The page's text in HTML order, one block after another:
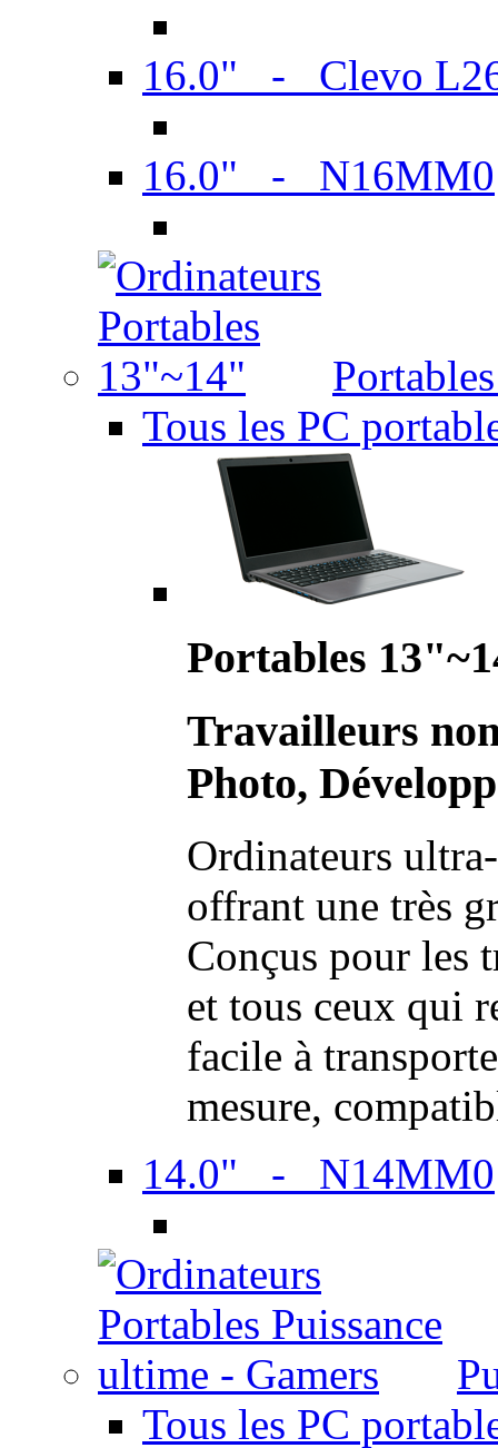
16.0" - Clevo
16.0" - N16MM0
Tous les PC
Portables
Travailleurs
Photo,
Ordinateurs
offrant une très
Conçus pour les
et tous ceux qui
facile à
mesure,
14.0" - N14MM0
Tous les PC